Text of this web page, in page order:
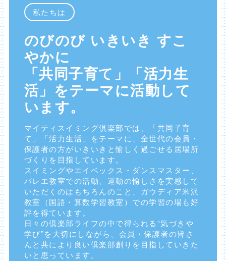
私たちは
のびのび いきいき すこ
やかに
「共同子育て」「活力生
活」をテーマに活動して
います。
マイティスイミング倶楽部では、「共同子育
て」「活力生活」をテーマに、全世代の会員・
保護者の方がいきいきと愉しく過ごせる居場所
づくりを目指しています。
スイミングやエイベックス・ダンスマスター、
バレエ教室での活動、運動の愉しさを実感して
いただくのはもちろんのこと、ガウディア米沢
教室（国語・算数学習教室）での学習の場も好
評を得ています。
日々の倶楽部ライフの中で得られる“気づきや
学び”を大切にしながら、会員・保護者の皆さ
んと共により良い倶楽部創りを目指していきた
いと思っています。